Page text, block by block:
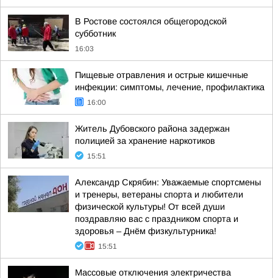
В Ростове состоялся общегородской
субботник
16:03
Пищевые отравления и острые кишечные
инфекции: симптомы, лечение, профилактика
16:00
Житель Дубовского района задержан
полицией за хранение наркотиков
15:51
Александр Скрябин: Уважаемые спортсмены
и тренеры, ветераны спорта и любители
физической культуры! От всей души
поздравляю вас с праздником спорта и
здоровья – Днём физкультурника!
15:51
Массовые отключения электричества